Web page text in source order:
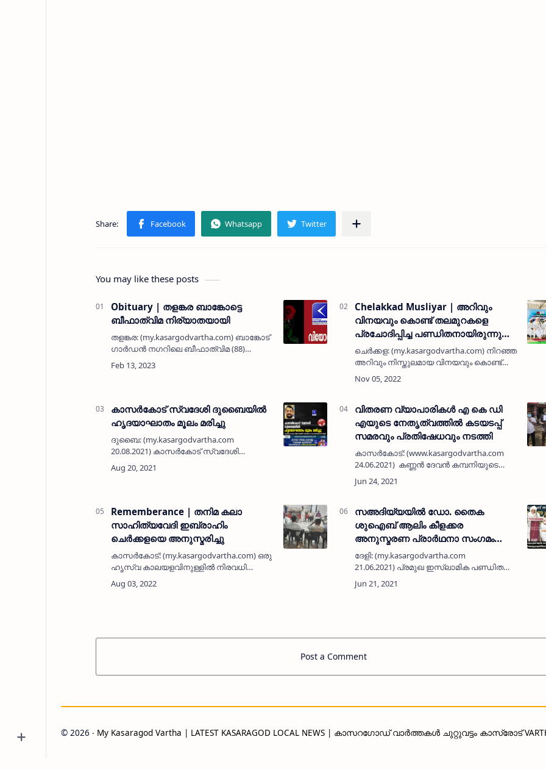
You may like these posts
Obituary | തളങ്കര ബാങ്കോട്ടെ
ബീഫാത്വിമ നിര്യാതയായി
തളങ്കര: (my.kasargodvartha.com) ബാങ്കോട്
ഗാർഡൻ നഗറിലെ ബീഫാത്വിമ (88)
നിര്യാതയായി. ഭർത്താവ്: മുഹമ്മദ് കുഞ്ഞി.
മക്കൾ: അബ്ദുല്ല, ഇബ്രാഹിം,
Chelakkad Musliyar | അറിവും
വിനയവും കൊണ്ട് തലമുറകളെ
പ്രചോദിപ്പിച്ച പണ്ഡിതനായിരുന്നു
ചേലക്കാട് മുഹമ്മദ് മുസ്ലിയാരെന്ന്
യുഎം അബ്ദുര്‍ റഹ്മാന്‍ മൗലവി
ചെര്‍ക്കള: (my.kasargodvartha.com) നിറഞ്ഞ
അറിവും നിസ്തുലമായ വിനയവും കൊണ്ട്
തലമുറകളെ പ്രചോദിപ്പിച്ച
പണ്ഡിതനായിരുന്നു ഈയിടെ അന്തരിച്ച
മുസ്ലിയാരെന്ന്…
കാസർകോട് സ്വദേശി ദുബൈയിൽ
ഹൃദയാഘാതം മൂലം മരിച്ചു
ദുബൈ: (my.kasargodvartha.com
20.08.2021) കാസർകോട് സ്വദേശി
ഹൃദയാഘാതം മൂലം മരിച്ചു. ചേരങ്കൈ
കടപ്പുറം ഖിളര്‍ മസ്ജിദിന് സമീപത്തെ
വിതരണ വ്യാപാരികൾ എ കെ ഡി
എയുടെ നേതൃത്വത്തിൽ കടയടപ്പ്
സമരവും പ്രതിഷേധവും നടത്തി
കാസർകോട്: (www.kasargodvartha.com
24.06.2021) കണ്ണൻ ദേവൻ കമ്പനിയുടെ
വിതരണ വ്യാപാരികൾ എ കെ ഡി എയുടെ
നേതൃത്വത്തിൽ കടയടച്ചു പ്രതിഷേധിച്ചു.
വ…
Rememberance | തനിമ കലാ
സാഹിത്യവേദി ഇബ്രാഹിം
ചെര്‍ക്കളയെ അനുസ്മരിച്ചു
കാസര്‍കോട്: (my.kasargodvartha.com) ഒരു
ഹൃസ്വ കാലയളവിനുള്ളില്‍ നിരവധി
കൃതികള്‍ മലയാള ഭാഷക്ക് സമ്മാനിച്ച
ഇബ്രാഹിം ചെര്‍ക്കള എന്ന എഴുത്തുകാരന്റെ
സഅദിയ്യയില്‍ ഡോ. തൈക
ശുഐബ് ആലിം കീളക്കര
അനുസ്മരണ പ്രാർഥനാ സംഗമം
നടത്തി
ദേളി: (my.kasargodvartha.com
21.06.2021) പ്രമുഖ ഇസ്ലാമിക പണ്ഡിതനും
നിരവധി ത്വരീഖത്തുകളുടെ ശൈഖുമായ
ഡോ. തൈക ശുഐബ് ആലിം കീളക്കര
Post a Comment
© 2026 ‧ My Kasaragod Vartha | LATEST KASARAGOD LOCAL NEWS | കാസറഗോഡ് വാർത്തകൾ ചുറ്റുവട്ടം കാസ്രോട്